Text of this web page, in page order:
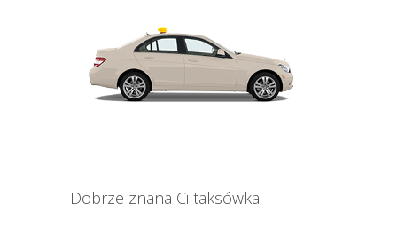
Dobrze znana Ci taksówka